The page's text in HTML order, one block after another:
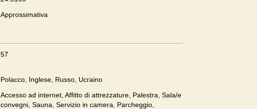
Approssimativa
57
Polacco, Inglese, Russo, Ucraino
Accesso ad internet, Affitto di attrezzature, Palestra, Sala/e
convegni, Sauna, Servizio in camera, Parcheggio,